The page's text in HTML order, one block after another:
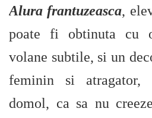
Alura frantuzeasca,
poate fi obtinuta cu
volane subtile, si un
feminin si atragator,
domol, ca sa nu